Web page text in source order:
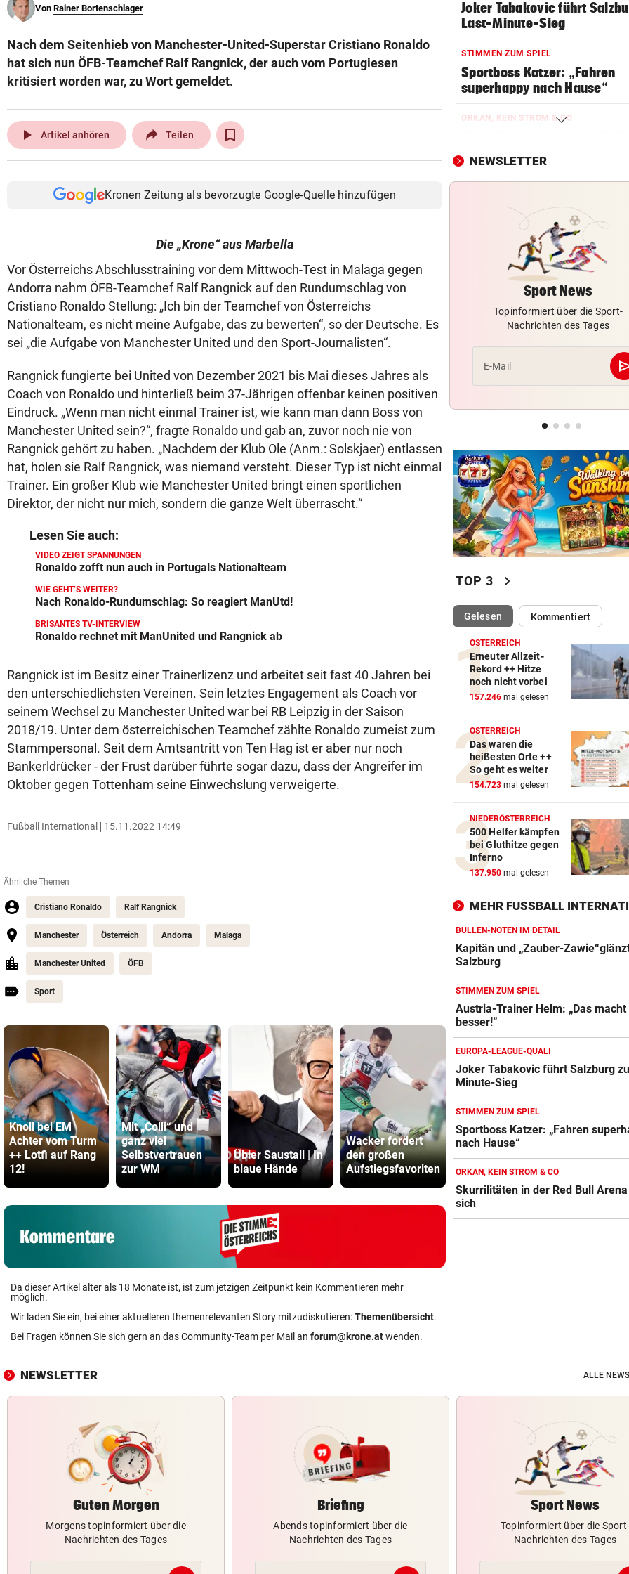
© Krone Multimedia GmbH & Co KG 2026
Von Rainer Bortenschlager
Nach dem Seitenhieb von Manchester-United-Superstar Cristiano Ronaldo
hat sich nun ÖFB-Teamchef Ralf Rangnick, der auch vom Portugiesen
kritisiert worden war, zu Wort gemeldet.
play_arrow Artikel anhören Teilen
Kronen Zeitung als bevorzugte Google-Quelle hinzufügen
Die „Krone“ aus Marbella
Vor Österreichs Abschlusstraining vor dem Mittwoch-Test in Malaga gegen
Andorra nahm ÖFB-Teamchef Ralf Rangnick auf den Rundumschlag von
Cristiano Ronaldo Stellung: „Ich bin der Teamchef von Österreichs
Nationalteam, es nicht meine Aufgabe, das zu bewerten“, so der Deutsche. Es
sei „die Aufgabe von Manchester United und den Sport-Journalisten“.
Rangnick fungierte bei United von Dezember 2021 bis Mai dieses Jahres als
Coach von Ronaldo und hinterließ beim 37-Jährigen offenbar keinen positiven
Eindruck. „Wenn man nicht einmal Trainer ist, wie kann man dann Boss von
Manchester United sein?“, fragte Ronaldo und gab an, zuvor noch nie von
Rangnick gehört zu haben. „Nachdem der Klub Ole (Anm.: Solskjaer) entlassen
hat, holen sie Ralf Rangnick, was niemand versteht. Dieser Typ ist nicht einmal
Trainer. Ein großer Klub wie Manchester United bringt einen sportlichen
Direktor, der nicht nur mich, sondern die ganze Welt überrascht.“
Lesen Sie auch:
VIDEO ZEIGT SPANNUNGEN
Ronaldo zofft nun auch in Portugals Nationalteam
WIE GEHT’S WEITER?
Nach Ronaldo-Rundumschlag: So reagiert ManUtd!
BRISANTES TV-INTERVIEW
Ronaldo rechnet mit ManUnited und Rangnick ab
Rangnick ist im Besitz einer Trainerlizenz und arbeitet seit fast 40 Jahren bei
den unterschiedlichsten Vereinen. Sein letztes Engagement als Coach vor
seinem Wechsel zu Manchester United war bei RB Leipzig in der Saison
2018/19. Unter dem österreichischen Teamchef zählte Ronaldo zumeist zum
Stammpersonal. Seit dem Amtsantritt von Ten Hag ist er aber nur noch
Bankerldrücker - der Frust darüber führte sogar dazu, dass der Angreifer im
Oktober gegen Tottenham seine Einwechslung verweigerte.
Fußball International 15.11.2022 14:49
Ähnliche Themen
Cristiano Ronaldo Ralf Rangnick
Manchester Österreich Andorra Malaga
Manchester United ÖFB
Sport
Knoll bei EM
Achter vom Turm
++ Lotfi auf Rang
12!
Mit „Colli“ und
ganz viel
Selbstvertrauen
zur WM
Übler Saustall | In
blaue Hände
Wacker fordert
den großen
Aufstiegsfavoriten
Wegen Umbau
wurden Drittliga-
Kicker zu
Nomaden
viel Hass
Da dieser Artikel älter als 18 Monate ist, ist zum jetzigen Zeitpunkt kein Kommentieren mehr
möglich.
Wir laden Sie ein, bei einer aktuelleren themenrelevanten Story mitzudiskutieren:Themenübersicht.
Bei Fragen können Sie sich gern an das Community-Team per Mail an forum@krone.atwenden.
Joker Tabakovic führt
Last-Minute-Sieg
STIMMEN ZUM SPIEL
Sportboss Katzer: „Fahren
superhappy nach Hause“
ORKAN, KEIN STROM & CO
häufen sich
WASSERSPRINGEN
Lotfi auf Rang 12!
SCHON NÄCHSTE SAISON
F1-Boss verrät: Es wird mehr
Sprintrennen geben
CONFERENCE LEAGUE
Sieg! Austria stößt die Tür
Play-off weit auf
Sintflut unterbrochen
Reusser vor Ventoux-Etappe
weiter im Gelben Trikot
NEWSLETTER
Sport News
Topinformiert über die Sport-
Nachrichten des Tages
E-Mail
TOP 3 chevron_right
Gelesen(ausgewählt)Kommentiert
ÖSTERREICH
Erneuter Allzeit-
Rekord ++ Hitze
noch nicht vorbei
157.246 mal gelesen
ÖSTERREICH
Das waren die
heißesten Orte ++
So geht es weiter
154.723 mal gelesen
NIEDERÖSTERREICH
500 Helfer kämpfen
bei Gluthitze gegen
Inferno
137.950 mal gelesen
MEHR FUSSBALL
BULLEN-NOTEN IM DETAIL
Kapitän und „Zauber-
Salzburg
STIMMEN ZUM SPIEL
Austria-Trainer Helm: „Das macht
besser!“
EUROPA-LEAGUE-QUALI
Joker Tabakovic führt Salzburg
Minute-Sieg
STIMMEN ZUM SPIEL
Sportboss Katzer: „Fahren
nach Hause“
ORKAN, KEIN STROM & CO
Skurrilitäten in der Red Bull
sich
NEWSLETTER ALLE
Guten Morgen
Morgens topinformiert über die
Nachrichten des Tages
Briefing
Abends topinformiert über die
Nachrichten des Tages
Sport News
Topinformiert über die
Nachrichten des Tages